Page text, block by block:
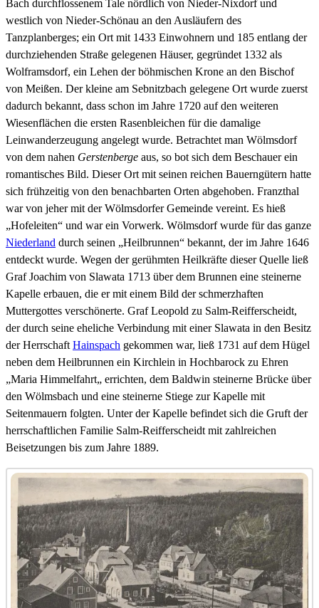
Bach durchflossenem Tale nördlich von Nieder-Nixdorf und
westlich von Nieder-Schönau an den Ausläufern des
Tanzplanberges; ein Ort mit 1433 Einwohnern und 185 entlang der
durchziehenden Straße gelegenen Häuser, gegründet 1332 als
Wolframsdorf, ein Lehen der böhmischen Krone an den Bischof
von Meißen. Der kleine am Sebnitzbach gelegene Ort wurde zuerst
dadurch bekannt, dass schon im Jahre 1720 auf den weiteren
Wiesenflächen die ersten Rasenbleichen für die damalige
Leinwanderzeugung angelegt wurde. Betrachtet man Wölmsdorf
von dem nahen Gerstenberge aus, so bot sich dem Beschauer ein
romantisches Bild. Dieser Ort mit seinen reichen Bauerngütern hatte
sich frühzeitig von den benachbarten Orten abgehoben. Franzthal
war von jeher mit der Wölmsdorfer Gemeinde vereint. Es hieß
„Hofeleiten“ und war ein Vorwerk. Wölmsdorf wurde für das ganze
Niederland durch seinen „Heilbrunnen“ bekannt, der im Jahre 1646
entdeckt wurde. Wegen der gerühmten Heilkräfte dieser Quelle ließ
Graf Joachim von Slawata 1713 über dem Brunnen eine steinerne
Kapelle erbauen, die er mit einem Bild der schmerzhaften
Muttergottes verschönerte. Graf Leopold zu Salm-Reifferscheidt,
der durch seine eheliche Verbindung mit einer Slawata in den Besitz
der Herrschaft Hainspach gekommen war, ließ 1731 auf dem Hügel
neben dem Heilbrunnen ein Kirchlein in Hochbarock zu Ehren
„Maria Himmelfahrt„ errichten, dem Baldwin steinerne Brücke über
den Wölmsbach und eine steinerne Stiege zur Kapelle mit
Seitenmauern folgten. Unter der Kapelle befindet sich die Gruft der
herrschaftlichen Familie Salm-Reifferscheidt mit zahlreichen
Beisetzungen bis zum Jahre 1889.